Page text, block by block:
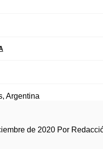
Argentina
de 2020 Por